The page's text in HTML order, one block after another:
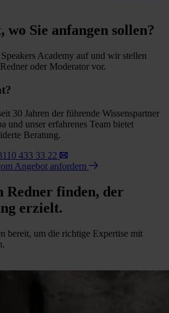
wo Sie anfangen sollen?
Academy auf und wir stellen
oder Moderator vor.
30 Jahren der führende Wissenspartner
und unser erfahrenes Team bietet
Beratung.
433 33 22
Angebot anfordern
Redner finden, der
erzielt.
bereit, um die richtige Expertise mit